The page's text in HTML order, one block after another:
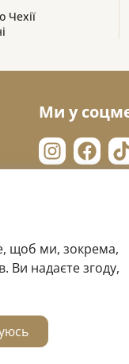
Чехії
Ми у
щоб ми, зокрема,
Ви надаєте згоду,